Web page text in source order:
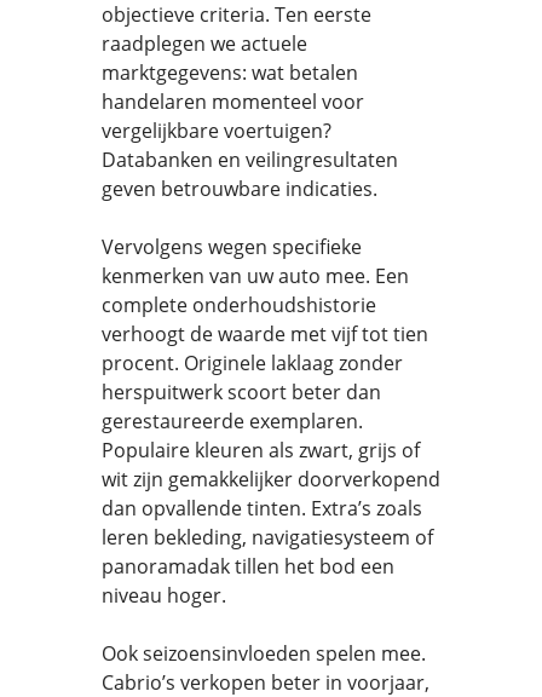
objectieve criteria. Ten eerste
raadplegen we actuele
marktgegevens: wat betalen
handelaren momenteel voor
vergelijkbare voertuigen?
Databanken en veilingresultaten
geven betrouwbare indicaties.
Vervolgens wegen specifieke
kenmerken van uw auto mee. Een
complete onderhoudshistorie
verhoogt de waarde met vijf tot tien
procent. Originele laklaag zonder
herspuitwerk scoort beter dan
gerestaureerde exemplaren.
Populaire kleuren als zwart, grijs of
wit zijn gemakkelijker doorverkopend
dan opvallende tinten. Extra’s zoals
leren bekleding, navigatiesysteem of
panoramadak tillen het bod een
niveau hoger.
Ook seizoensinvloeden spelen mee.
Cabrio’s verkopen beter in voorjaar,